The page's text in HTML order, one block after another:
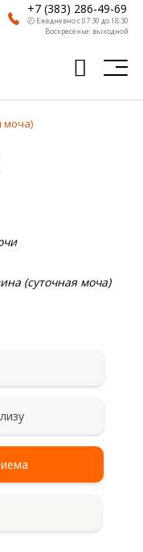
+7 (383) 286-49-69
🕗 Ежедневно с 07:30 до 18:30
Воскресенье: выходной
моча)
(суточная моча)